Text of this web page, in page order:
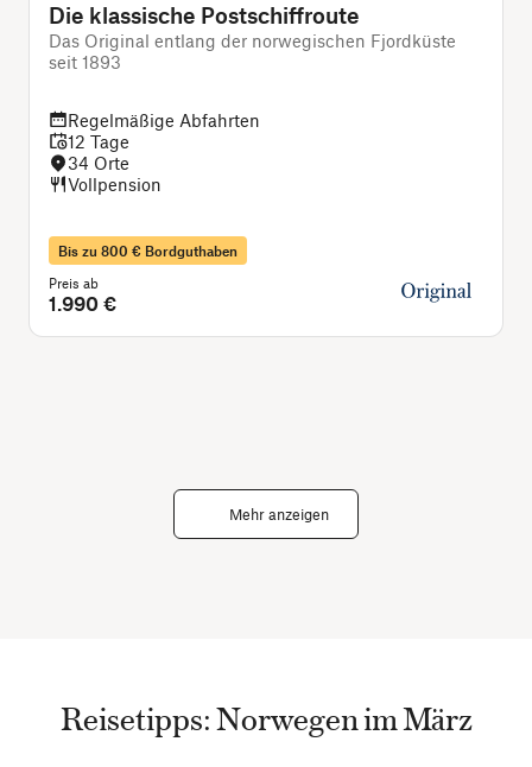
Die klassische Postschiffroute
Das Original entlang der norwegischen Fjordküste
seit 1893
Regelmäßige Abfahrten
12 Tage
34 Orte
Vollpension
Bis zu 800 € Bordguthaben
Preis ab
1.990 €
Mehr anzeigen
Reisetipps: Norwegen im März